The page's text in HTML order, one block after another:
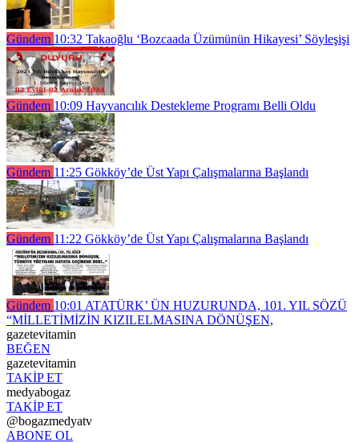
Gündem 10:32 Takaoğlu ‘Bozcaada Üzümünün Hikayesi’ Söyleşişi
Gündem 10:09 Hayvancılık Destekleme Programı Belli Oldu
Gündem 11:25 Gökköy’de Üst Yapı Çalışmalarına Başlandı
Gündem 11:22 Gökköy’de Üst Yapı Çalışmalarına Başlandı
Gündem 10:01 ATATÜRK’ ÜN HUZURUNDA, 101. YIL SÖZÜ
“MİLLETİMİZİN KIZILELMASINA DÖNÜŞEN,
gazetevitamin
BEĞEN
gazetevitamin
TAKİP ET
medyabogaz
TAKİP ET
@bogazmedyatv
ABONE OL